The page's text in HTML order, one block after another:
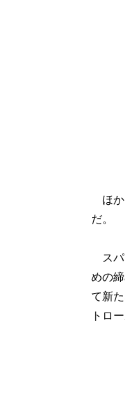
ほか
だ。
スパ
めの
て新
トロ